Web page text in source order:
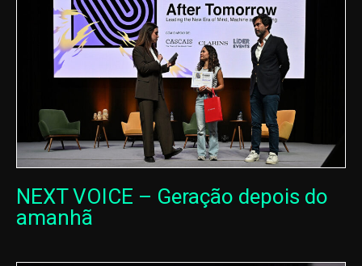
NEXT VOICE – Geração depois do
amanhã